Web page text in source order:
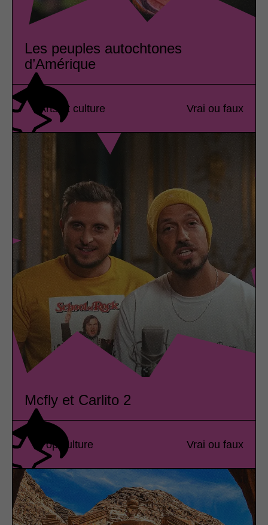
Les peuples autochtones
d’Amérique
Arts et culture Vrai ou faux
Mcfly et Carlito 2
Pop culture Vrai ou faux